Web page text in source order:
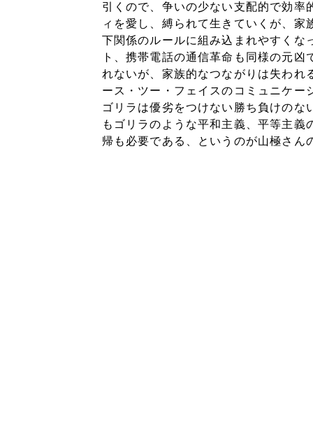
引くので、争いの少ない支配的で効
ィを愛し、縛られて生きていくが、
下関係のルールに組み込まれやすくな
ト、携帯電話の通信革命も同様の元
れないが、家族的なつながりは失われ
ース・ツー・フェイスのコミュニケー
ゴリラは優劣をつけない勝ち負けの
もゴリラのような平和主義、平等主
帰も必要である、というのが山極さん